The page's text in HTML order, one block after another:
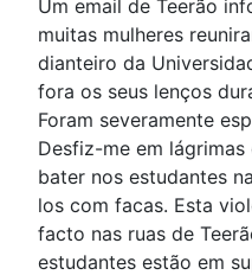
Um email de Teerão
muitas mulheres
dianteiro da
fora os seus lenços
Foram severamente
Desfiz-me em
bater nos estudantes
los com facas. Esta
facto nas ruas de
estudantes estão em